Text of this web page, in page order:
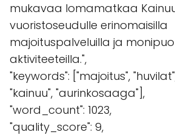
mukavaa lomamatkaa
vuoristoseudulle erinomaisilla
majoituspalveluilla ja
aktiviteeteilla.",
"keywords": ["majoitus",
"kainuu", "aurinkosaaga"],
"word_count": 1023,
"quality_score": 9,